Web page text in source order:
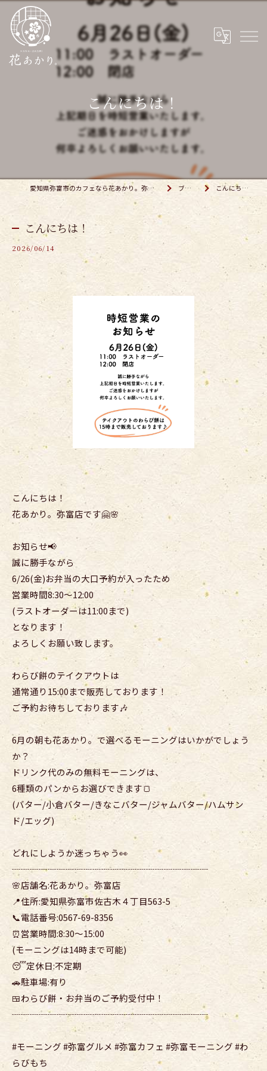
こんにちは！
愛知県弥富市のカフェなら花あかり。弥富店 ブログ こんにちは！
こんにちは！
2026/06/14
こんにちは！
花あかり。弥富店です🤗🌸
お知らせ📢
誠に勝手ながら
6/26(金)お弁当の大口予約が入ったため
営業時間8:30〜12:00
(ラストオーダーは11:00まで)
となります！
よろしくお願い致します。
わらび餅のテイクアウトは
通常通り15:00まで販売しております！
ご予約お待ちしております🎶
6月の朝も花あかり。で選べるモーニングはいかがでしょう
か？
ドリンク代のみの無料モーニングは、
6種類のパンからお選びできます🍞
(バター/小倉バター/きなこバター/ジャムバター/ハムサン
ド/エッグ)
どれにしようか迷っちゃう👀
┈┈┈┈┈┈┈┈┈┈┈┈┈┈┈┈┈┈┈┈┈┈
🌸店舗名:花あかり。弥富店
📍住所:愛知県弥富市佐古木４丁目563-5
📞電話番号:0567-69-8356
⏰営業時間:8:30〜15:00
(モーニングは14時まで可能)
😴定休日:不定期
🚗駐車場:有り
🍱わらび餅・お弁当のご予約受付中！
┈┈┈┈┈┈┈┈┈┈┈┈┈┈┈┈┈┈┈┈┈┈
#モーニング #弥富グルメ #弥富カフェ #弥富モーニング #わ
らびもち